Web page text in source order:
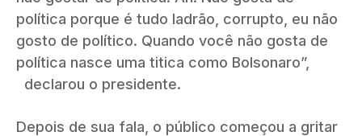
política porque é tudo ladrão, corrupto, eu não
gosto de político. Quando você não gosta de
política nasce uma titica como Bolsonaro”,
declarou o presidente.
Depois de sua fala, o público começou a gritar